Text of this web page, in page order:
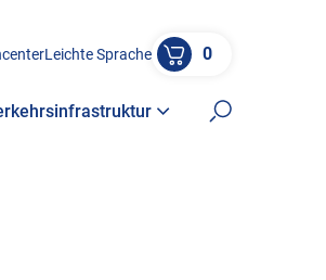
Leichte Sprache 0
Suche